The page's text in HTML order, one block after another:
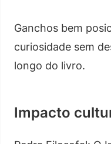
Ganchos bem
curiosidade sem
longo do livro.
Impacto